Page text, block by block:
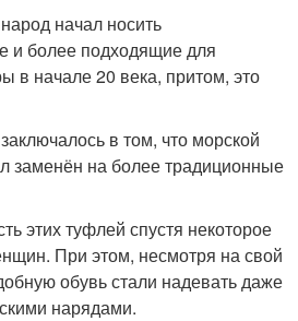
начал носить
и более подходящие для
в начале 20 века, притом, это
в том, что морской
заменён на более традиционные
этих туфлей спустя некоторое
При этом, несмотря на свой
обувь стали надевать даже
нарядами.